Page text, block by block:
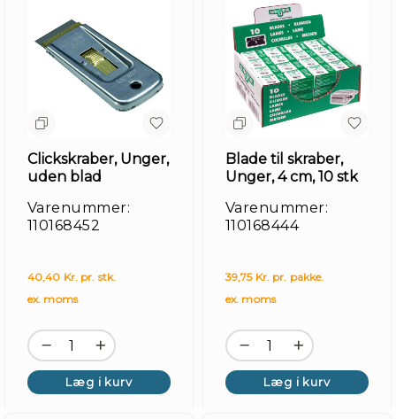
Clickskraber, Unger,
uden blad
Varenummer:
110168452
40,40 Kr. pr. stk.
ex. moms
Læg i kurv
Blade til skraber,
Unger, 4 cm, 10 stk
Varenummer:
110168444
39,75 Kr. pr. pakke.
ex. moms
Læg i kurv